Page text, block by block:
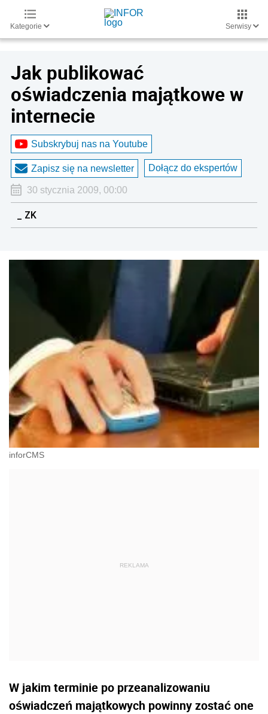
Kategorie Serwisy
Jak publikować
oświadczenia majątkowe w
internecie
Subskrybuj nas na Youtube
Zapisz się na newsletter Dołącz do ekspertów
30 stycznia 2009, 00:00
_ ZK
inforCMS
W jakim terminie po przeanalizowaniu
oświadczeń majątkowych powinny zostać one